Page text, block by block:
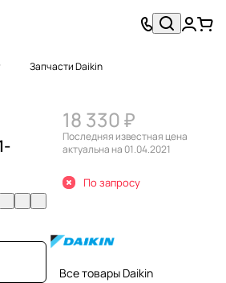
Запчасти Daikin
18 330 ₽
Последняя известная цена
актуальна на 01.04.2021
По запросу
Все товары Daikin